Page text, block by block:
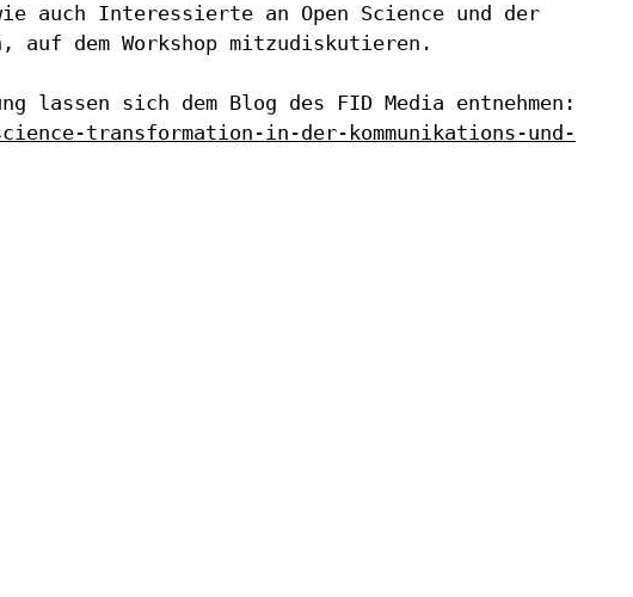
auch Interessierte an Open Science und der
auf dem Workshop mitzudiskutieren.
lassen sich dem Blog des FID Media entnehmen:
transformation-in-der-kommunikations-und-